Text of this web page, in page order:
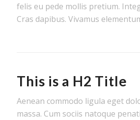
felis eu pede mollis pretium.
Cras dapibus. Vivamus
This is a H2 Title
Aenean commodo ligula eget
massa. Cum sociis natoque